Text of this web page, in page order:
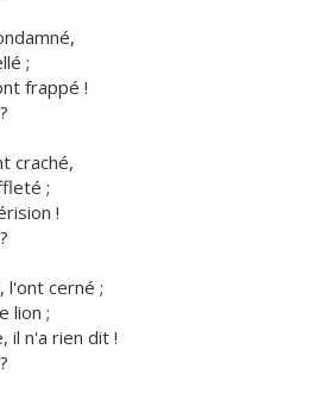
;
frappé !
craché,
;
!
l'ont cerné ;
lion ;
il n'a rien dit !